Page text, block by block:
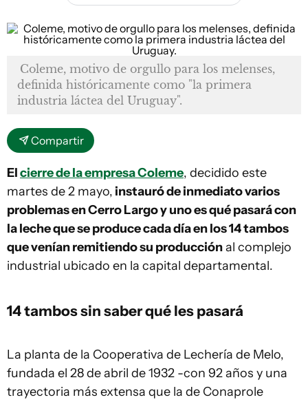
Coleme, motivo de orgullo para los melenses,
definida históricamente como "la primera
industria láctea del Uruguay".
Compartir
Elcierre de la empresa Coleme, decidido este
martes de 2 mayo, instauró de inmediato varios
problemas en Cerro Largo y uno es qué pasará con
la leche que se produce cada día en los 14 tambos
que venían remitiendo su producciónal complejo
industrial ubicado en la capital departamental.
14 tambos sin saber qué les pasará
La planta de la Cooperativa de Lechería de Melo,
fundada el 28 de abril de 1932 -con 92 años y una
trayectoria más extensa que la de Conaprole